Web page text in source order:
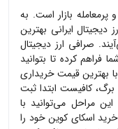
بازار است. به
ایرانی بهترین
صرافی ارز دیجیتال
کرده تا بتوانید
بهترین قیمت خریداری
کافیست ابتدا ثبت
مراحل می‌توانید با
اسکای کوینخود را